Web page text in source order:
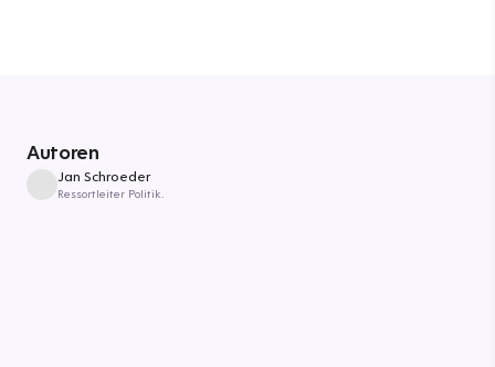
Autoren
Jan Schroeder
Ressortleiter Politik.